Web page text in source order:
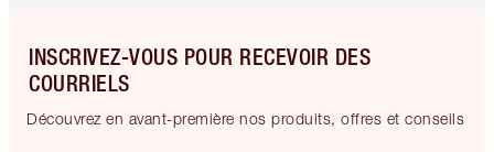
INSCRIVEZ-VOUS POUR RECEVOIR DES
COURRIELS
Découvrez en avant-première nos produits, offres et conseils